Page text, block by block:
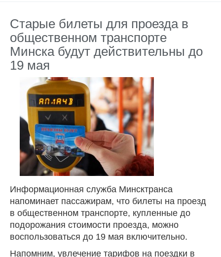
Старые билеты для проезда в
общественном транспорте
Минска будут действительны до
19 мая
Информационная служба Минсктранса
напоминает пассажирам, что билеты на проезд
в общественном транспорте, купленные до
подорожания стоимости проезда, можно
воспользоваться до 19 мая включительно.
Напомним, увлечение тарифов на поездки в